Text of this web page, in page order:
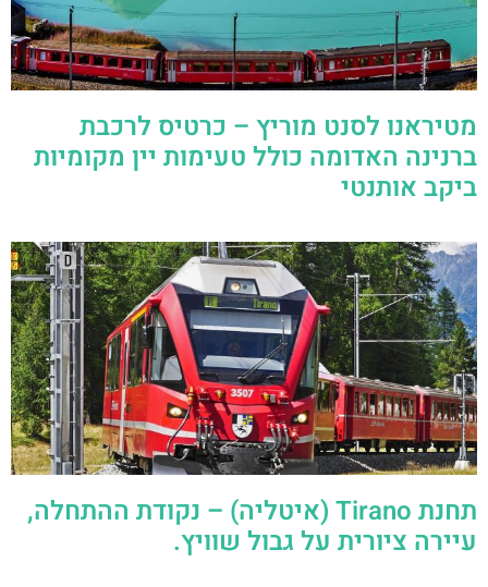
מטיראנו לסנט מוריץ – כרטיס לרכבת
ברנינה האדומה כולל טעימות יין מקומיות
ביקב אותנטי
תחנת Tirano (איטליה) – נקודת ההתחלה,
עיירה ציורית על גבול שוויץ.